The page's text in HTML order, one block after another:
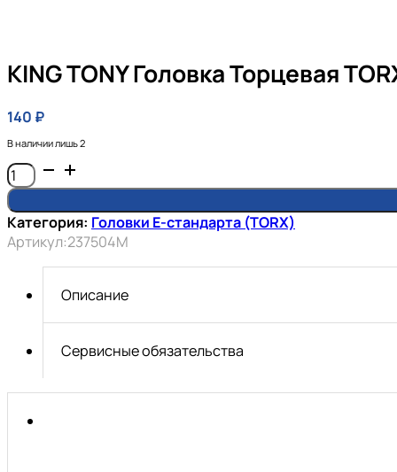
KING TONY Головка Торцевая
140 ₽
В наличии лишь 2
Количество
товара
KING
TONY
Головка
торцевая
стандарт
1/4",
Категория: Головки E-стандарта (TORX)
Артикул:237504M
Описание
Сервисные обязательства